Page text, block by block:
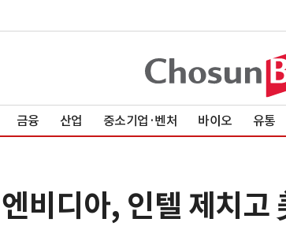
금융 산업 중소기업·벤처 바이오 유통
비디아, 인텔 제치고